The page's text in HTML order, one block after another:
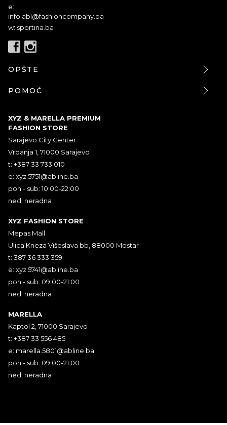
e:
info.abl@fashioncompany.ba
w: sportina.ba
OPŠTE
POMOĆ
XYZ & MARELLA PREMIUM
FASHION STORE
Sarajevo City Center
Vrbanja 1, 71000 Sarajevo
t: +387 33 733 010
e: xyz.5751@abline.ba
pon - sub: 10:00-22:00
ned: neradna
XYZ FASHION STORE
Mepas Mall
Ulica Kneza Višeslava bb, 88000 Mostar
t: 387 36 333 359
e: xyz.5741@abline.ba
pon - sub: 09:00-21:00
ned: neradna
MARELLA
Kaptol 2, 71000 Sarajevo
t: +387 33 556 485
e: marella.5801@abline.ba
pon - sub: 09:00-21:00
ned: neradna